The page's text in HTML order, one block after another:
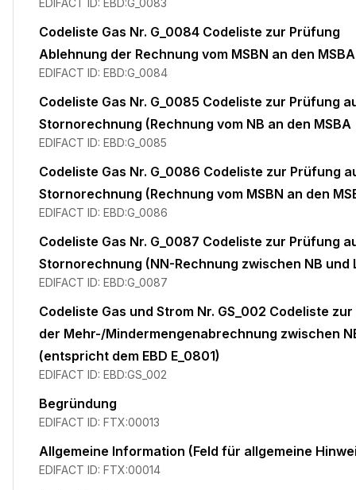
EDIFACT ID: EBD:G_0083
Codeliste Gas Nr. G_0084 Codeliste zur Prüfung
Ablehnung der Rechnung vom MSBN an den MSBA
EDIFACT ID: EBD:G_0084
Codeliste Gas Nr. G_0085 Codeliste zur Prüfung
Stornorechnung (Rechnung vom NB an den MSBA
EDIFACT ID: EBD:G_0085
Codeliste Gas Nr. G_0086 Codeliste zur Prüfung
Stornorechnung (Rechnung vom MSBN an den
EDIFACT ID: EBD:G_0086
Codeliste Gas Nr. G_0087 Codeliste zur Prüfung
Stornorechnung (NN-Rechnung zwischen NB und
EDIFACT ID: EBD:G_0087
Codeliste Gas und Strom Nr. GS_002 Codeliste
der Mehr-/Mindermengenabrechnung zwischen
(entspricht dem EBD E_0801)
EDIFACT ID: EBD:GS_002
Begründung
EDIFACT ID: FTX:00013
Allgemeine Information (Feld für allgemeine
EDIFACT ID: FTX:00014